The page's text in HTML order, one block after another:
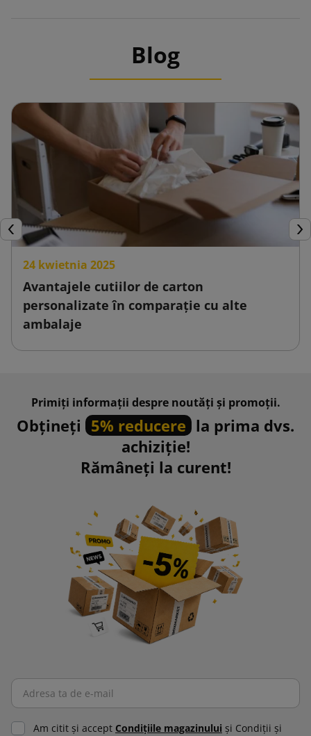
Blog
Inapoi
24 kwietnia 2025
Avantajele cutiilor de carton
personalizate în comparație cu alte
ambalaje
Primiți informații despre noutăți și promoții.
Obțineți 5% reducere la prima dvs.
achiziție!
Rămâneți la curent!
Am citit şi accept Condiţiile magazinului şi Condiţii şi